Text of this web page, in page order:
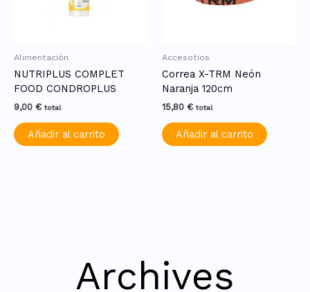
Alimentación
NUTRIPLUS COMPLET
FOOD CONDROPLUS
9,00 € total
Añadir al carrito
Accesotios
Correa X-TRM Neón
Naranja 120cm
15,80 € total
Añadir al carrito
Archives